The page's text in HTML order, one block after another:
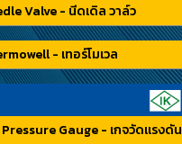
Valve - นีดเดิล วาล์ว
- เทอร์โมเวล
Pressure Gauge - เกจวัดแรงดัน